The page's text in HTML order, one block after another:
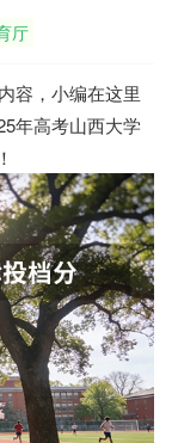
厅
容，小编在这里
年高考山西大学